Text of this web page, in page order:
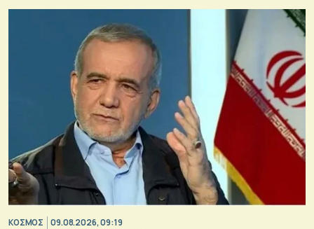
ΚΟΣΜΟΣ 09.08.2026, 09:19